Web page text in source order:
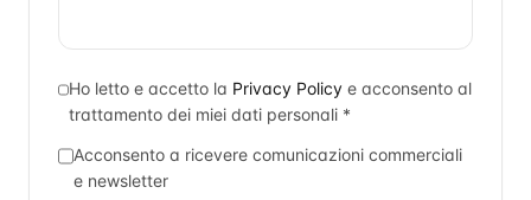
Ho letto e accetto la Privacy Policy e acconsento al
trattamento dei miei dati personali *
Acconsento a ricevere comunicazioni commerciali
e newsletter